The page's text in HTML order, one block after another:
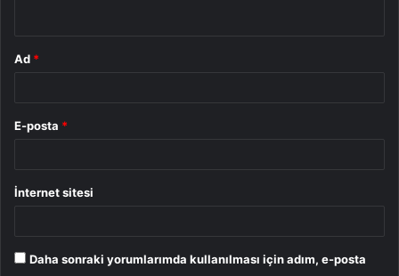
Ad *
E-posta *
İnternet sitesi
Daha sonraki yorumlarımda kullanılması için adım, e-posta